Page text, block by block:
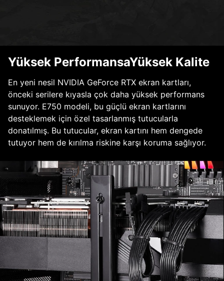
Yüksek PerformansaYüksek Kalite
En yeni nesil NVIDIA GeForce RTX ekran kartları,
önceki serilere kıyasla çok daha yüksek performans
sunuyor. E750 modeli, bu güçlü ekran kartlarını
desteklemek için özel tasarlanmış tutucularla
donatılmış. Bu tutucular, ekran kartını hem dengede
tutuyor hem de kırılma riskine karşı koruma sağlıyor.